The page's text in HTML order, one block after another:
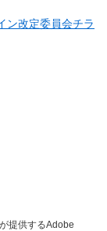
ン改定委員会チラ
提供するAdobe